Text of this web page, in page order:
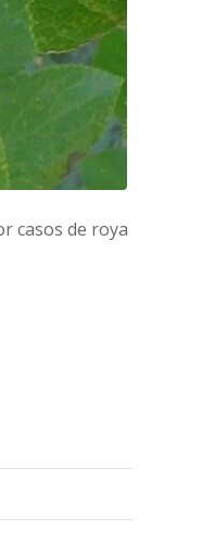
casos de roya